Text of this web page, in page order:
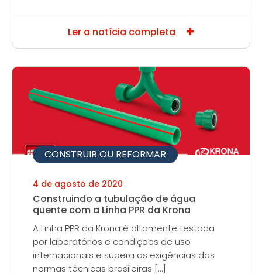
Ler a notícia completa
CONSTRUIR OU REFORMAR
4 de agosto de 2020
Construindo a tubulação de água
quente com a Linha PPR da Krona
A Linha PPR da Krona é altamente testada
por laboratórios e condições de uso
internacionais e supera as exigências das
normas técnicas brasileiras […]